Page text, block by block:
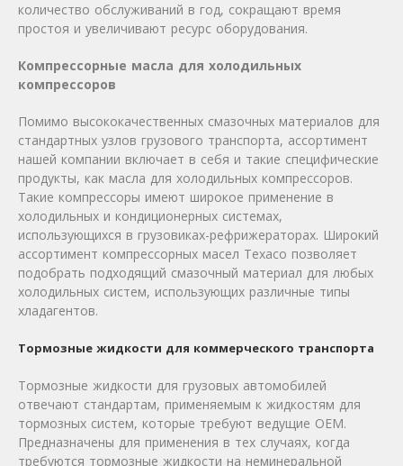
количество обслуживаний в год, сокращают время
простоя и увеличивают ресурс оборудования.
Компрессорные масла для холодильных
компрессоров
Помимо высококачественных смазочных материалов для
стандартных узлов грузового транспорта, ассортимент
нашей компании включает в себя и такие специфические
продукты, как масла для холодильных компрессоров.
Такие компрессоры имеют широкое применение в
холодильных и кондиционерных системах,
использующихся в грузовиках-рефрижераторах. Широкий
ассортимент компрессорных масел Texaco позволяет
подобрать подходящий смазочный материал для любых
холодильных систем, использующих различные типы
хладагентов.
Тормозные жидкости для коммерческого транспорта
Тормозные жидкости для грузовых автомобилей
отвечают стандартам, применяемым к жидкостям для
тормозных систем, которые требуют ведущие ОЕМ.
Предназначены для применения в тех случаях, когда
требуются тормозные жидкости на неминеральной